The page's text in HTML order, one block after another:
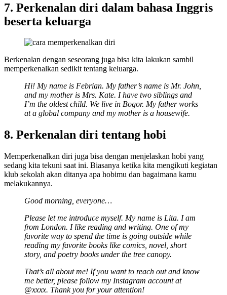
7. Perkenalan diri dalam bahasa Inggris
beserta keluarga
Berkenalan dengan seseorang juga bisa kita lakukan sambil
memperkenalkan sedikit tentang keluarga.
Hi! My name is Febrian. My father’s name is Mr. John,
and my mother is Mrs. Kate. I have two siblings and
I’m the oldest child. We live in Bogor. My father works
at a global company and my mother is a housewife.
8. Perkenalan diri tentang hobi
Memperkenalkan diri juga bisa dengan menjelaskan hobi yang
sedang kita tekuni saat ini. Biasanya ketika kita mengikuti kegiatan
klub sekolah akan ditanya apa hobimu dan bagaimana kamu
melakukannya.
Good morning, everyone…
Please let me introduce myself. My name is Lita. I am
from London. I like reading and writing. One of my
favorite way to spend the time is going outside while
reading my favorite books like comics, novel, short
story, and poetry books under the tree canopy.
That’s all about me! If you want to reach out and know
me better, please follow my Instagram account at
@xxxx. Thank you for your attention!